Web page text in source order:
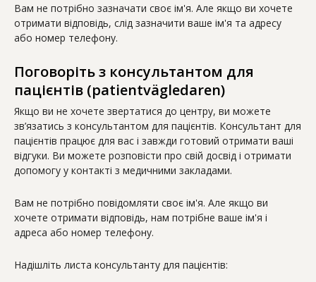
Вам не потрібно зазначати своє ім'я. Але якщо ви хочете
отримати відповідь, слід зазначити ваше ім'я та адресу
або номер телефону.
Поговоріть з консультантом для
пацієнтів (patientvägledaren)
Якщо ви не хочете звертатися до центру, ви можете
зв’язатись з консультантом для пацієнтів. Консультант для
пацієнтів працює для вас і завжди готовий отримати ваші
відгуки. Ви можете розповісти про свій досвід і отримати
допомогу у контакті з медичними закладами.
Вам не потрібно повідомляти своє ім'я. Але якщо ви
хочете отримати відповідь, нам потрібне ваше ім'я і
адреса або номер телефону.
Надішліть листа консультанту для пацієнтів: